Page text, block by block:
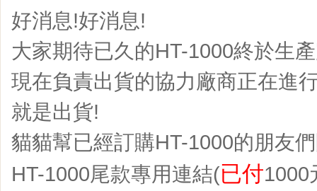
好消息!好消息!
大家期待已久的HT-1000終於生
現在負責出貨的協力廠商正在進
就是出貨!
貓貓幫已經訂購HT-1000的朋友
HT-1000尾款專用連結(已付1000